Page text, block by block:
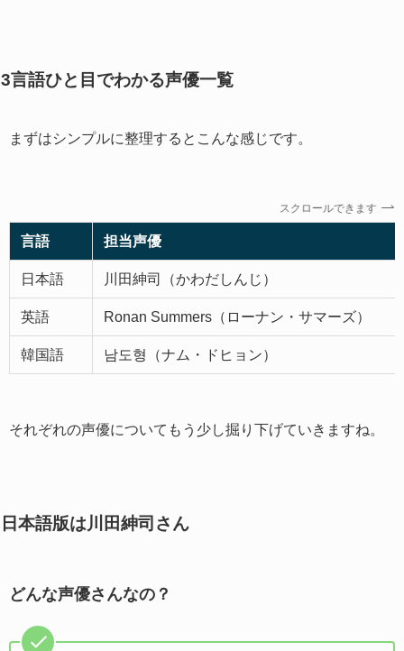
3言語ひと目でわかる声優一覧
まずはシンプルに整理するとこんな感じです。
スクロールできます
言語 担当声優
日本語 川田紳司（かわだしんじ）
英語 Ronan Summers（ローナン・サマーズ）
韓国語 남도형（ナム・ドヒョン）
それぞれの声優についてもう少し掘り下げていきますね。
日本語版は川田紳司さん
どんな声優さんなの？